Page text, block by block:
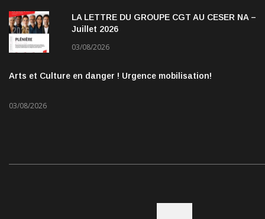
LA LETTRE DU GROUPE CGT AU CESER NA –
Juillet 2026
03/08/2026
Arts et Culture en danger ! Urgence mobilisation!
03/08/2026